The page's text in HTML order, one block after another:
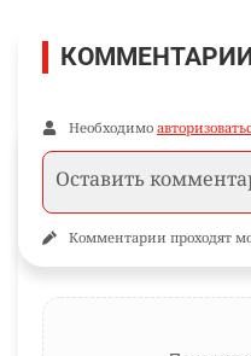
Необходимо
Комментарии проходят